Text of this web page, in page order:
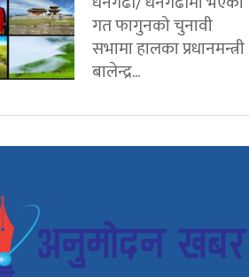
गत फागुनको चुनावी
सभामा हालका प्रधानमन्त्री
बालेन्द्र...